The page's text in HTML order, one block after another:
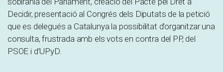
Decidir, presentació al Congrés dels Diputats de la petició
que es delegués a Catalunya la possibilitat d’organitzar una
consulta, frustrada amb els vots en contra del PP, del
PSOE i d’UPyD.